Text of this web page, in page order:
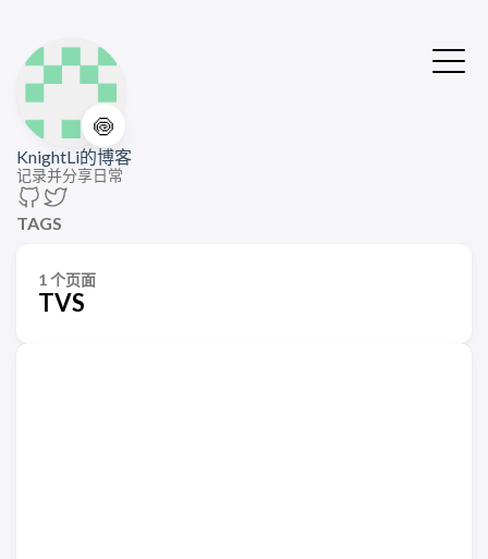
🍥
KnightLi的博客
记录并分享日常
TAGS
1 个页面
TVS